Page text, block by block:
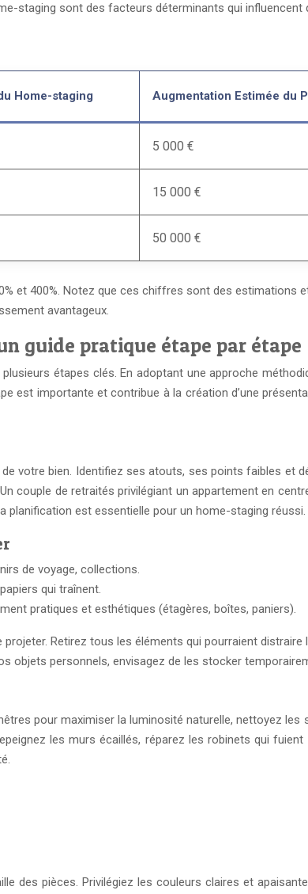
staging sont des facteurs déterminants qui
Home-staging Augmentation Estimée du
5 000 €
15 000 €
50 000 €
et 400%. Notez que ces chiffres sont des
avantageux.
guide pratique étape par étape
étapes clés. En adoptant une approche
est importante et contribue à la création d’une
votre bien. Identifiez ses atouts, ses points faibles et
couple de retraités privilégiant un appartement en
est essentielle pour un home-staging réussi.
de voyage, collections.
qui traînent.
pratiques et esthétiques (étagères, boîtes, paniers).
Retirez tous les éléments qui pourraient
objets personnels, envisagez de les stocker
pour maximiser la luminosité naturelle, nettoyez
les murs écaillés, réparez les robinets qui
des pièces. Privilégiez les couleurs claires et